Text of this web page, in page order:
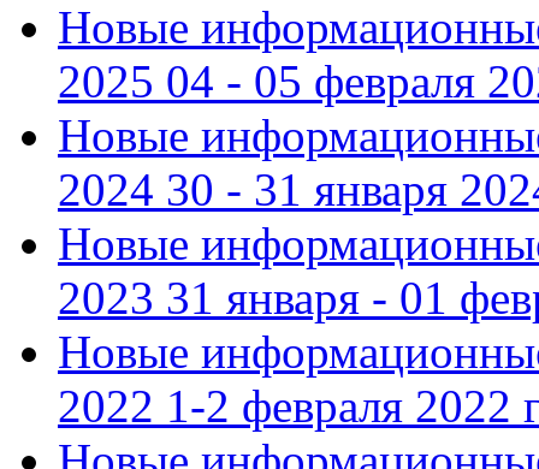
Новые
2025 04 - 05 февраля
Новые
2024 30 - 31 января
Новые
2023 31 января - 01
Новые
2022 1-2 февраля 2022